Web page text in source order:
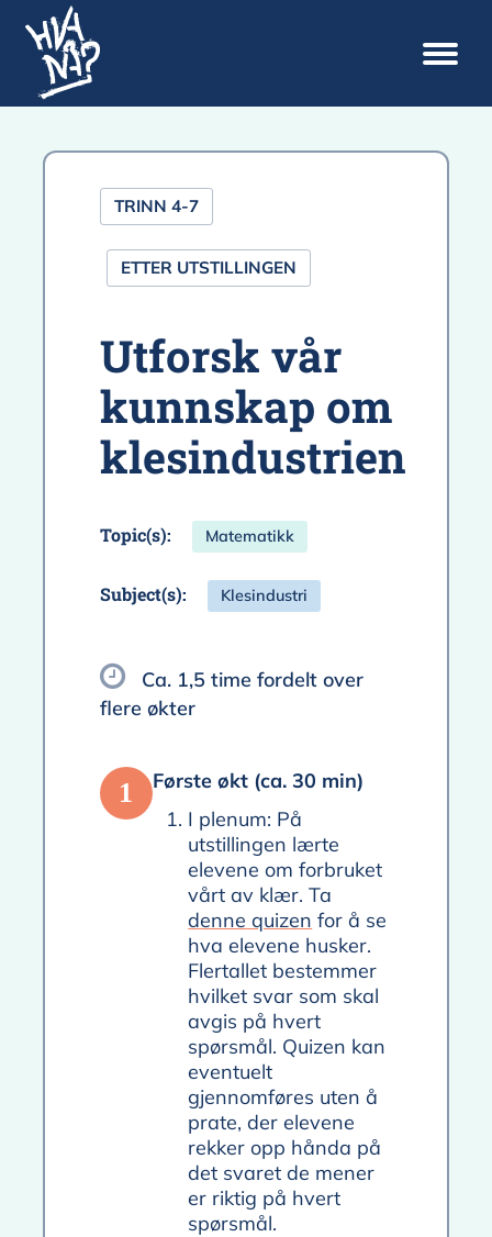
TRINN 4-7
ETTER UTSTILLINGEN
Utforsk vår
kunnskap om
klesindustrien
Topic(s): Matematikk
Subject(s): Klesindustri
Ca. 1,5 time fordelt over
flere økter
1
Første økt (ca. 30 min)
I plenum: På
utstillingen lærte
elevene om forbruket
vårt av klær. Ta
denne quizen for å se
hva elevene husker.
Flertallet bestemmer
hvilket svar som skal
avgis på hvert
spørsmål. Quizen kan
eventuelt
gjennomføres uten å
prate, der elevene
rekker opp hånda på
det svaret de mener
er riktig på hvert
spørsmål.